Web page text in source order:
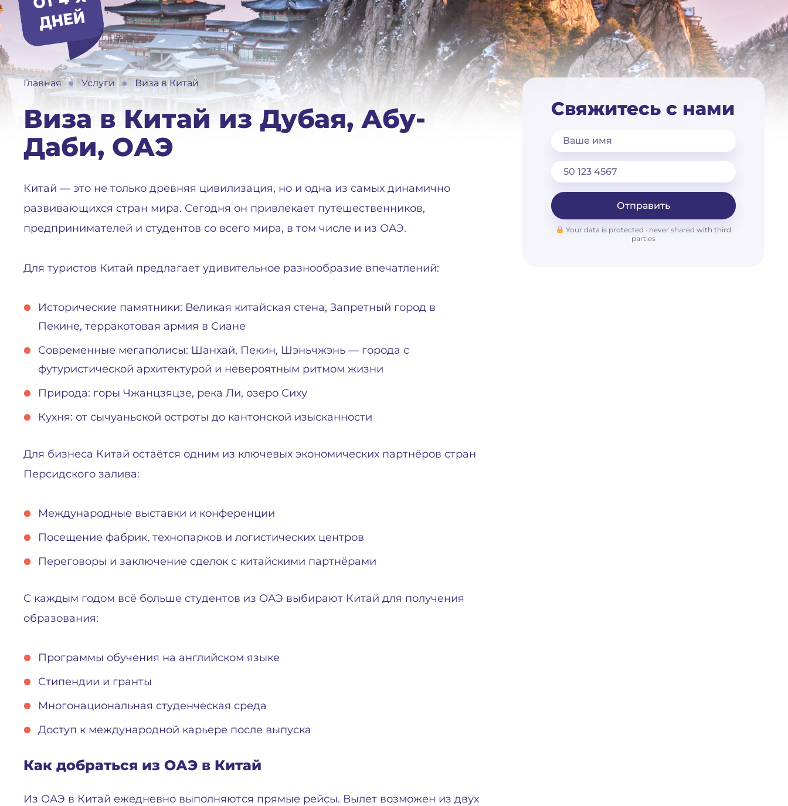
Й
Главная Услуги Виза в Китай
Виза в Китай из Дубая, Абу-
Даби, ОАЭ
Китай — это не только древняя цивилизация, но и одна из самых динамично
развивающихся стран мира. Сегодня он привлекает путешественников,
предпринимателей и студентов со всего мира, в том числе и из ОАЭ.
Для туристов Китай предлагает удивительное разнообразие впечатлений:
Исторические памятники: Великая китайская стена, Запретный город в
Пекине, терракотовая армия в Сиане
Современные мегаполисы: Шанхай, Пекин, Шэньчжэнь — города с
футуристической архитектурой и невероятным ритмом жизни
Природа: горы Чжанцзяцзе, река Ли, озеро Сиху
Кухня: от сычуаньской остроты до кантонской изысканности
Для бизнеса Китай остаётся одним из ключевых экономических партнёров стран
Персидского залива:
Международные выставки и конференции
Посещение фабрик, технопарков и логистических центров
Переговоры и заключение сделок с китайскими партнёрами
С каждым годом всё больше студентов из ОАЭ выбирают Китай для получения
образования:
Программы обучения на английском языке
Стипендии и гранты
Многонациональная студенческая среда
Доступ к международной карьере после выпуска
Как добраться из ОАЭ в Китай
Из ОАЭ в Китай ежедневно выполняются прямые рейсы. Вылет возможен из двух
Свяжитесь с нами
Ваше имя
Отправить
Your data is protected · never shared with third
parties